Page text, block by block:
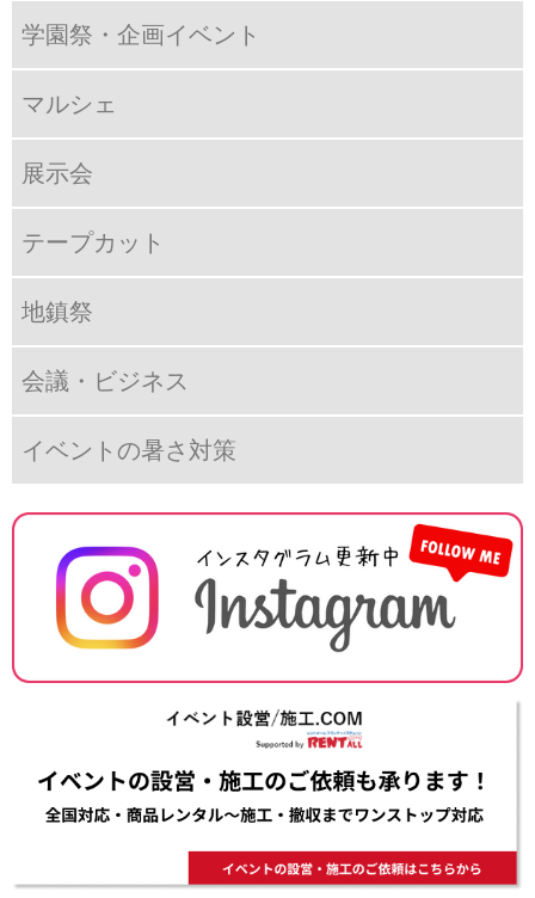
学園祭・企画イベント
マルシェ
展示会
テープカット
地鎮祭
会議・ビジネス
イベントの暑さ対策